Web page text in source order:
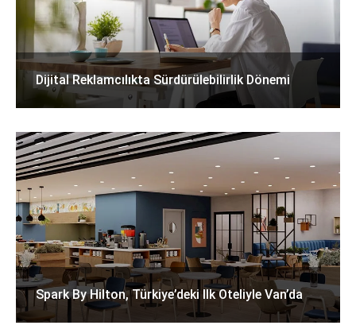
Dijital Reklamcılıkta Sürdürülebilirlik Dönemi
Spark By Hilton, Türkiye’deki Ilk Oteliyle Van’da